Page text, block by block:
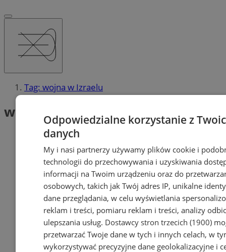
Tag: wojna w Izraelu
wojna w Izraelu (1)
Odpowiedzialne korzystanie z
danych
My i nasi partnerzy używamy plików cookie i
technologii do przechowywania i uzyskiwania
informacji na Twoim urządzeniu oraz do
osobowych, takich jak Twój adres IP, unikalne
dane przeglądania, w celu wyświetlania
reklam i treści, pomiaru reklam i treści, analizy
ulepszania usług. Dostawcy stron trzecich (1900)
przetwarzać Twoje dane w tych i innych celach, w
wykorzystywać precyzyjne dane geolokalizacyjne i